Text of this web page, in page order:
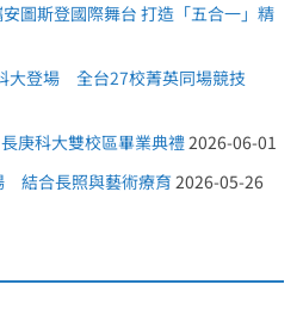
圖斯登國際舞台 打造「五合一」精
大登場 全台27校菁英同場競技
庚科大雙校區畢業典禮2026-06-01
結合長照與藝術療育 2026-05-26